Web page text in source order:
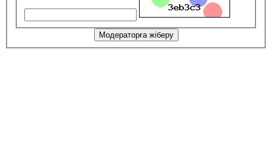
Модераторға жіберу